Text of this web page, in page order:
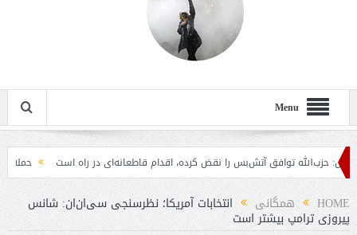
Menu
توافق آتش‌بس را نقض کرده، اقدام قاطعانه‌ای در راه است حمله دوباره
HOME همگانی انتخابات آمریکا؛ نظرسنجی سی‌ان‌ان: شانس
پیروزی ترامپ بیشتر است